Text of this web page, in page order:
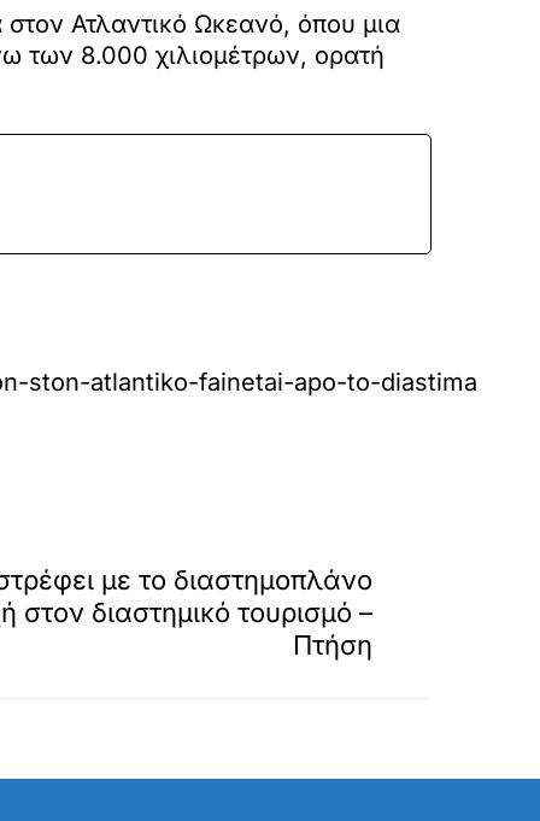
Ατλαντικό Ωκεανό, όπου μια
των 8.000 χιλιομέτρων, ορατή
ston-atlantiko-fainetai-apo-to-diastima
με το διαστημοπλάνο
στον διαστημικό τουρισμό –
Πτήση